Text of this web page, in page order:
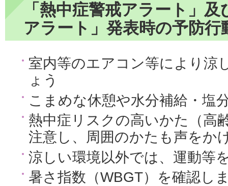
「熱中症警戒アラート」
アラート」発表時の予防行
室内等のエアコン等により涼
ょう
こまめな休憩や水分補給・塩
熱中症リスクの高いかた（高
注意し、周囲のかたも声をか
涼しい環境以外では、運動等
暑さ指数（WBGT）を確認し